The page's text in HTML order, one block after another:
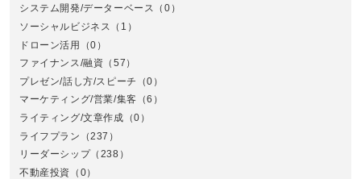
システム開発/データーベース （0）
ソーシャルビジネス （1）
ドローン活用
（0）
ファイナンス/融資 （57）
プレゼン/話し方/スピーチ
（0）
マーケティング/営業/集客 （6）
ライティング/文章作成 （0）
ライフプラン
（237）
リーダーシップ（238）
不動産投資 （0）